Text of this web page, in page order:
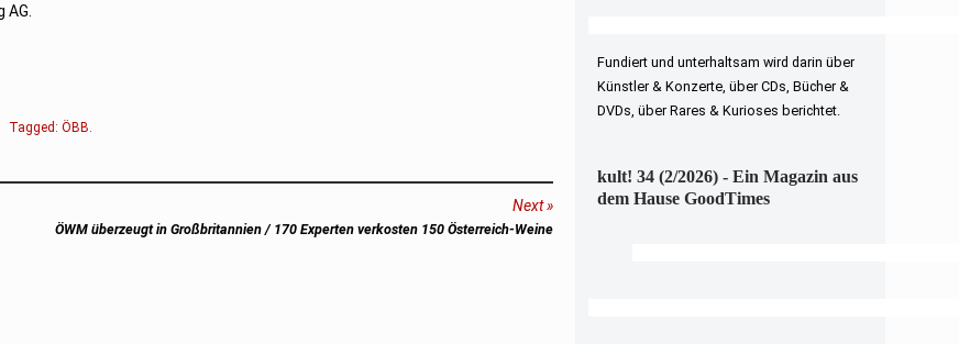
Tagged:ÖBB
Next
Next
ÖWM überzeugt in Großbritannien / 170 Experten verkosten 150 Österreich-Weine
Fundiert und unterhaltsam wird darin über
Künstler & Konzerte, über CDs, Bücher &
DVDs, über Rares & Kurioses berichtet.
kult! 34 (2/2026) - Ein Magazin aus
dem Hause GoodTimes